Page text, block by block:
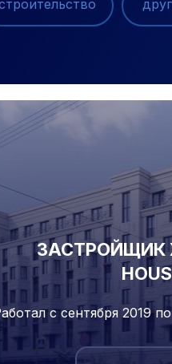
ЗАСТРОЙЩИК
с сентября 2019